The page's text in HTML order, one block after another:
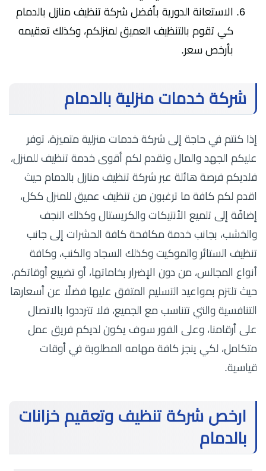
الاستعانة الدورية بأفضل شركة تنظيف منازل بالدمام
كي تقوم بالتنظيف العميق لمنزلكم، وكذلك تعقيمه
بأرخص سعر.
شركة خدمات منزلية بالدمام
إذا كنتم في حاجة إلى شركة خدمات منزلية متميزة، توفر
عليكم الجهد والمال وتقدم لكم أقوى خدمة تنظيف للمنزل،
فلديكم فرصة هائلة عبر شركة تنظيف منازل بالدمام حيث
اقدم لكم كافة ما ترغبون من تنظيف عميق للمنزل ككل،
إضافًة إلى تلميع الأنتيكات والكريستال وكذلك النجف
والخشب، بجانب خدمة مكافحة كافة الحشرات إلى جانب
تنظيف الستائر والموكيت وكذلك السجاد والكنب، وكافة
أنواع المجالس، من دون الإضرار بخاماتها، أو تضييع أوقاتكم،
حيث تلتزم بمواعيد التسليم المتفق عليها فضلًا عن أسعارها
التنافسية والتي تتناسب مع الجميع، فلا تترددوا بالاتصال
على أرقامنا، وعلى الفور سوف يكون لديكم فريق عمل
متكامل، لكي ينجز كافة مهامه المطلوبة في أوقات
قياسية.
ارخص شركة تنظيف وتعقيم خزانات
بالدمام